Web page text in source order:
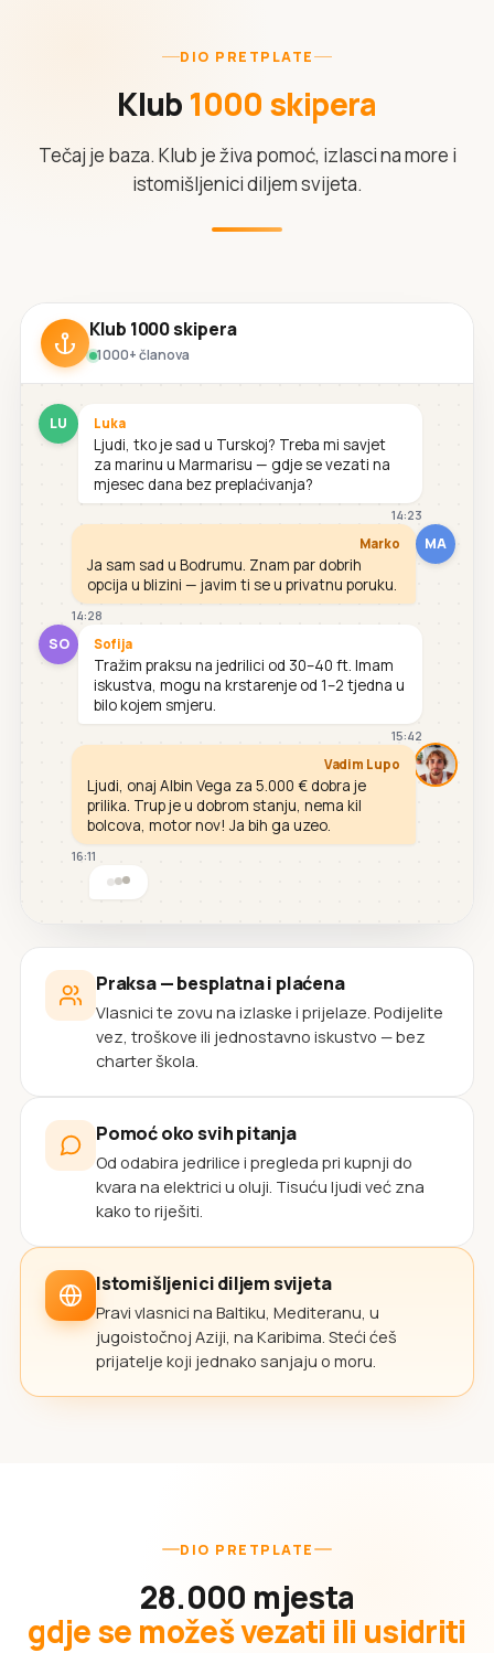
DIO PRETPLATE
Klub 1000 skipera
Tečaj je baza. Klub je živa pomoć, izlasci na more i
istomišljenici diljem svijeta.
Klub 1000 skipera
1000+ članova
LU Luka
Ljudi, tko je sad u Turskoj? Treba mi savjet
za marinu u Marmarisu — gdje se vezati na
mjesec dana bez preplaćivanja?
14:23
MA
Marko
Ja sam sad u Bodrumu. Znam par dobrih
opcija u blizini — javim ti se u privatnu poruku.
14:28
SO Sofija
Tražim praksu na jedrilici od 30–40 ft. Imam
iskustva, mogu na krstarenje od 1–2 tjedna u
bilo kojem smjeru.
15:42
Vadim Lupo
Ljudi, onaj Albin Vega za 5.000 € dobra je
prilika. Trup je u dobrom stanju, nema kil
bolcova, motor nov! Ja bih ga uzeo.
16:11
Praksa — besplatna i plaćena
Vlasnici te zovu na izlaske i prijelaze. Podijelite
vez, troškove ili jednostavno iskustvo — bez
charter škola.
Pomoć oko svih pitanja
Od odabira jedrilice i pregleda pri kupnji do
kvara na elektrici u oluji. Tisuću ljudi već zna
kako to riješiti.
Istomišljenici diljem svijeta
Pravi vlasnici na Baltiku, Mediteranu, u
jugoistočnoj Aziji, na Karibima. Steći ćeš
prijatelje koji jednako sanjaju o moru.
DIO PRETPLATE
28.000 mjesta
gdje se možeš vezati ili usidriti